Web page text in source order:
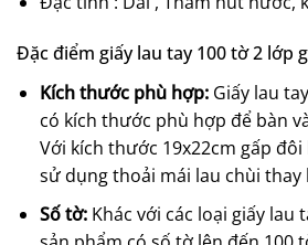
Đặc điểm giấy lau tay 100 tờ 2 lớp
Kích thước phù hợp:Giấy lau
có kích thước phù hợp để bàn
Với kích thước 19x22cm gấp
sử dụng thoải mái lau chùi
Số tờ:Khác với các loại giấy lau